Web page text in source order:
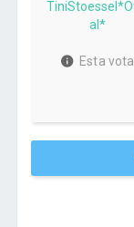
al*
Esta